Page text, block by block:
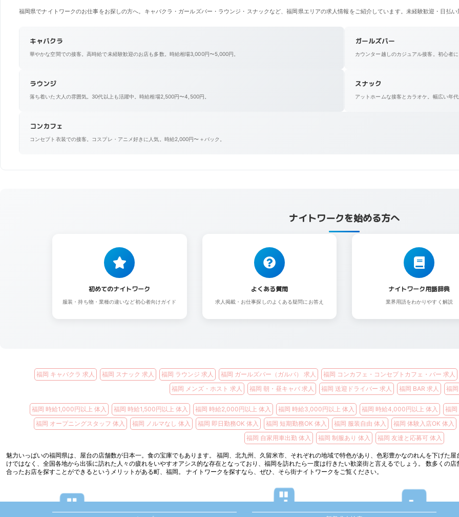
福岡県でナイトワークのお仕事をお探しの方へ。キャバクラ・ガールズバー・ラウンジ・スナックなど、福岡県エリアの求人情報をご紹介しています。未経験歓迎・日払
キャバクラ
華やかな空間での接客。高時給で未経験歓迎のお店も多数。時給相場3,000円〜5,000円。
ガールズバー
カウンター越しのカジュアル接客。初心者
ラウンジ
落ち着いた大人の雰囲気。30代以上も活躍中。時給相場2,500円〜4,500円。
スナック
アットホームな接客とカラオケ。幅広い年
コンカフェ
コンセプト衣装での接客。コスプレ・アニメ好きに人気。時給2,000円〜＋バック。
ナイトワークを始める方へ
初めてのナイトワーク
服装・持ち物・業種の違いなど初心者向けガイド
よくある質問
求人掲載・お仕事探しのよくある疑問にお答え
ナイトワーク用語辞典
業界用語をわかりやすく解説
福岡 キャバクラ 求人 福岡 スナック 求人 福岡 ラウンジ 求人 福岡 ガールズバー（ガルバ） 求人
福岡 コンカフェ・コンセプトカフェ・バー 求人
福岡 メンズ・ホスト 求人
福岡 朝・昼キャバ 求人 福岡 送迎ドライバー 求人 福岡 BAR 求人 福
福岡 時給1,000円以上 体入 福岡 時給1,500円以上 体入 福岡 時給2,000円以上 体入 福岡 時給3,000円以上 体入 福岡 時給4,000円以上 体入
福岡
福岡 オープニングスタッフ 体入
福岡 ノルマなし 体入 福岡 即日勤務OK 体入 福岡 短期勤務OK 体入 福岡 服装自由 体入
福岡 体験入店OK 体入
福岡 自家用車出勤 体入
福岡 制服あり 体入 福岡 友達と応募可 体入
魅力いっぱいの福岡県は、屋台の店舗数が日本一。食の宝庫でもあります。 福岡、北九州、久留米市、それぞれの地域で特色があり、色彩豊かなのれんを下げた
けではなく、全国各地から出張に訪れた人々の疲れをいやすオアシス的な存在となっており、福岡を訪れたら一度は行きたい歓楽街と言えるでしょう。 数多くの
合ったお店を探すことができるというメリットがある町、福岡。 ナイトワークを探すなら、ぜひ、そら街ナイトワークをご覧ください。